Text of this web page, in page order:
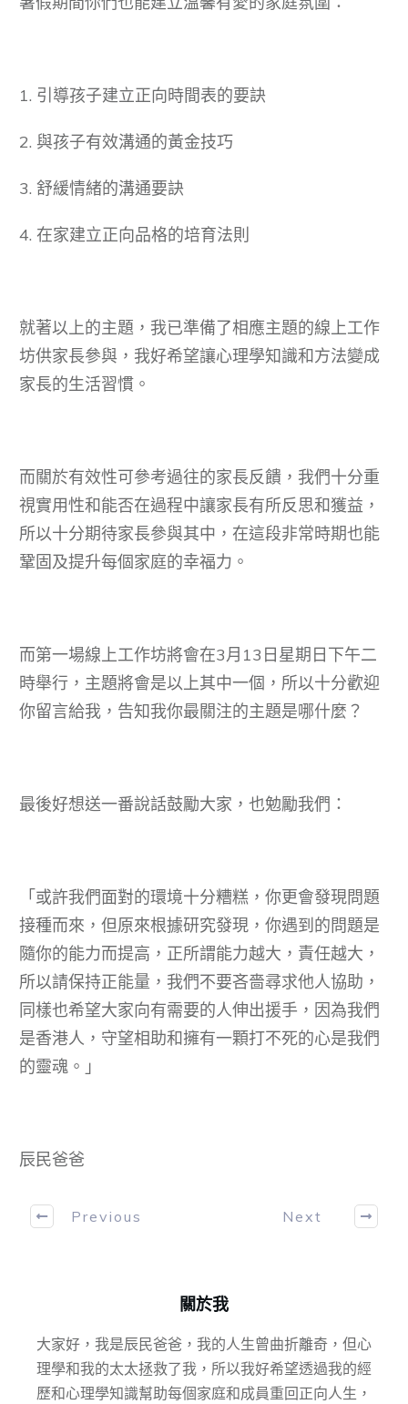
1. 引導孩子建立正向時間表的要訣
2. 與孩子有效溝通的黃金技巧
3. 舒緩情緒的溝通要訣
4. 在家建立正向品格的培育法則
就著以上的主題，我已準備了相應主題的線上工作
坊供家長參與，我好希望讓心理學知識和方法變成
家長的生活習慣。
而關於有效性可參考過往的家長反饋，我們十分重
視實用性和能否在過程中讓家長有所反思和獲益，
所以十分期待家長參與其中，在這段非常時期也能
鞏固及提升每個家庭的幸福力。
而第一場線上工作坊將會在3月13日星期日下午二
時舉行，主題將會是以上其中一個，所以十分歡迎
你留言給我，告知我你最關注的主題是哪什麼？
最後好想送一番說話鼓勵大家，也勉勵我們：
「或許我們面對的環境十分糟糕，你更會發現問題
接種而來，但原來根據研究發現，你遇到的問題是
隨你的能力而提高，正所謂能力越大，責任越大，
所以請保持正能量，我們不要吝嗇尋求他人協助，
同樣也希望大家向有需要的人伸出援手，因為我們
是香港人，守望相助和擁有一顆打不死的心是我們
的靈魂。」
辰民爸爸
Previous Next
關於我
大家好，我是辰民爸爸，我的人生曾曲折離奇，但心
理學和我的太太拯救了我，所以我好希望透過我的經
歷和心理學知識幫助每個家庭和成員重回正向人生，